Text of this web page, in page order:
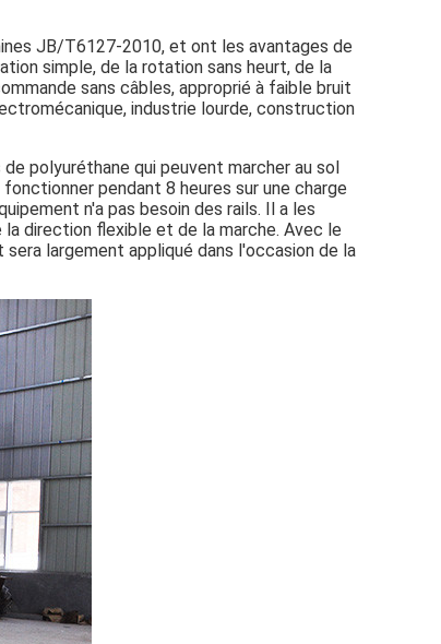
JB/T6127-2010, et ont les avantages de
simple, de la rotation sans heurt, de la
sans câbles, approprié à faible bruit
industrie lourde, construction
polyuréthane qui peuvent marcher au sol
pendant 8 heures sur une charge
n'a pas besoin des rails. Il a les
direction flexible et de la marche. Avec le
largement appliqué dans l'occasion de la